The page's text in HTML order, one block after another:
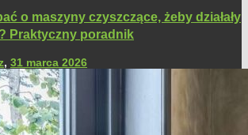
o maszyny czyszczące, żeby działały
Praktyczny poradnik
, 31 marca 2026